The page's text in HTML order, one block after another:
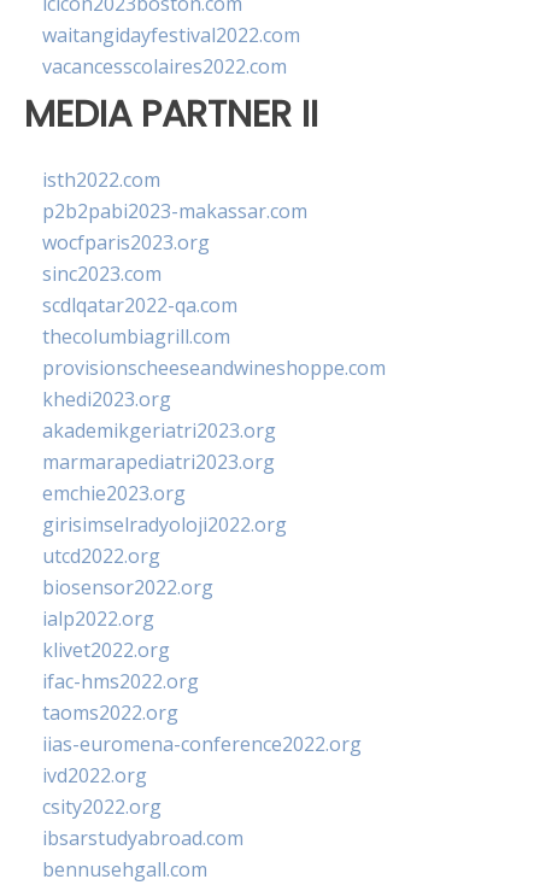
waitangidayfestival2022.com
vacancesscolaires2022.com
MEDIA PARTNER II
isth2022.com
p2b2pabi2023-makassar.com
wocfparis2023.org
sinc2023.com
scdlqatar2022-qa.com
thecolumbiagrill.com
provisionscheeseandwineshoppe.com
khedi2023.org
akademikgeriatri2023.org
marmarapediatri2023.org
emchie2023.org
girisimselradyoloji2022.org
utcd2022.org
biosensor2022.org
ialp2022.org
klivet2022.org
ifac-hms2022.org
taoms2022.org
iias-euromena-conference2022.org
ivd2022.org
csity2022.org
ibsarstudyabroad.com
bennusehgall.com